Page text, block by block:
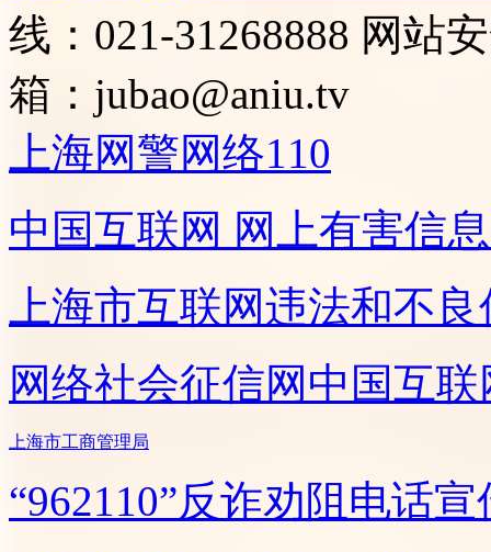
线：021-31268888 网站
箱： jubao@aniu.tv
上海网警网络110
中国互联网 网上有害信
上海市互联网违法和不
网络社会征信网 中国互
上海市工商管理局
“962110”反诈劝阻电话宣